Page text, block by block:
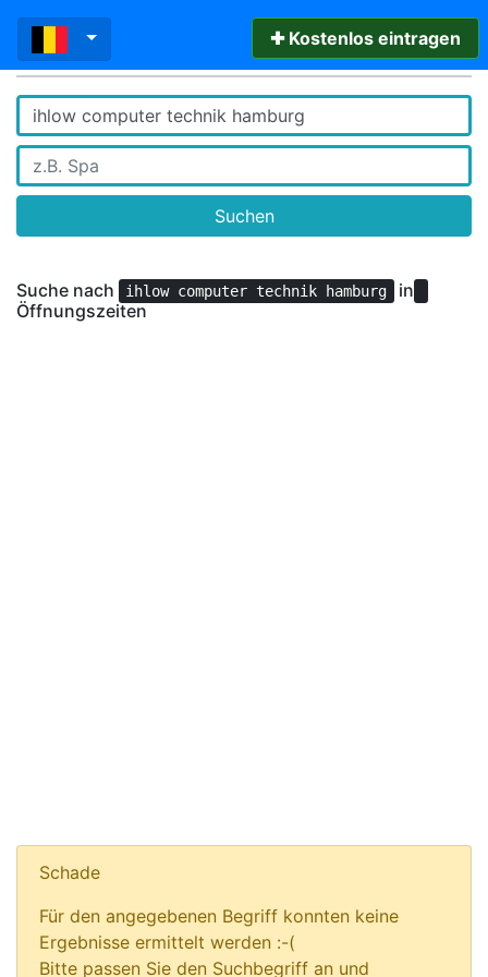
✚ Kostenlos eintragen
Suchen
Suche nach ihlow computer technik hamburg
in
Öffnungszeiten
Schade
Für den angegebenen Begriff konnten keine
Ergebnisse ermittelt werden :-(
Bitte passen Sie den Suchbegriff an und